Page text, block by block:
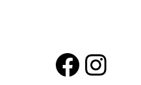
https://www.facebook.com/bohemianlifestyle.be Instagram